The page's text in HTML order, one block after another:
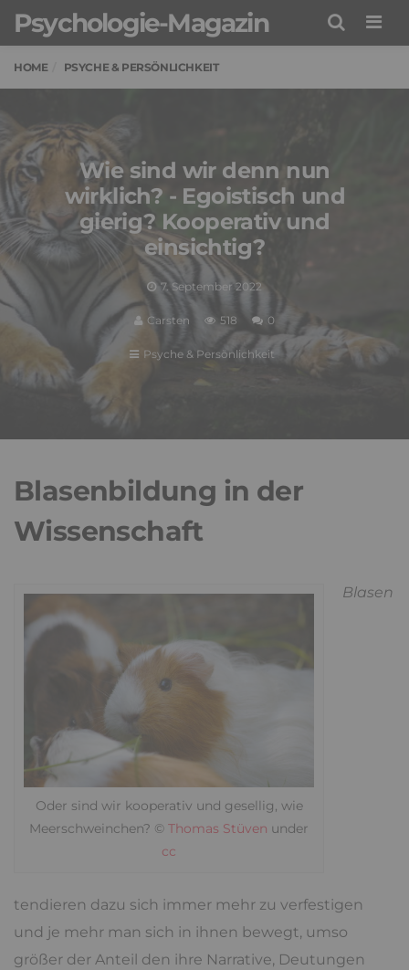
Psychologie-Magazin
HOME PSYCHE & PERSÖNLICHKEIT
Wie sind wir denn nun
wirklich? - Egoistisch und
gierig? Kooperativ und
einsichtig?
7. September 2022
Carsten 518 0
Psyche & Persönlichkeit
Blasenbildung in der
Wissenschaft
Oder sind wir kooperativ und gesellig, wie
Meerschweinchen? © Thomas Stüven under
cc
Blasen
tendieren dazu sich immer mehr zu verfestigen
und je mehr man sich in ihnen bewegt, umso
größer der Anteil den ihre Narrative, Deutungen